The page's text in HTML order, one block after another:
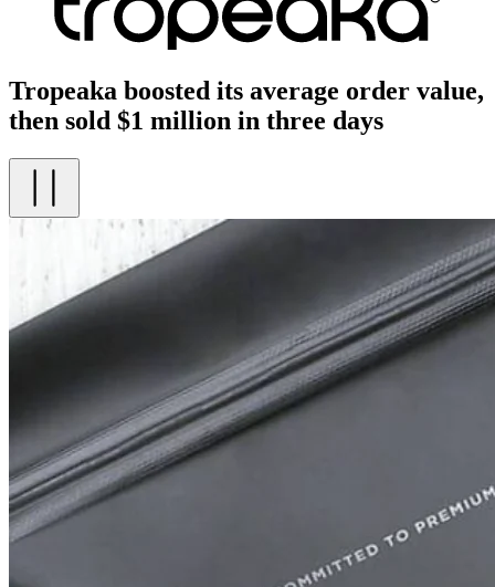
Tropeaka boosted its average order value,
then sold $1 million in three days